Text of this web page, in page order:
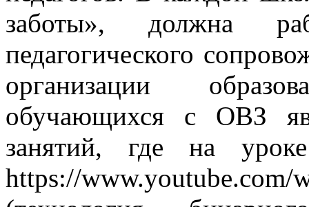
заботы», должна
педагогического
организации
обучающихся с ОВЗ
занятий, где на уроке
https://www.youtube.com/